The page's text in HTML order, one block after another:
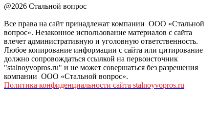
@2026 Стальной вопрос
Все права на сайт принадлежат компании ООО «Стальной
вопрос». Незаконное использование материалов с сайта
влечет административную и уголовную ответственность.
Любое копирование информации с сайта или цитирование
должно сопровождаться ссылкой на первоисточник
"stalnoyvopros.ru" и не может совершаться без разрешения
компании ООО «Стальной вопрос».
Политика конфиденциальности сайта stalnoyvopros.ru